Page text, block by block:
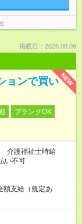
掲載日：2026.08.09
NEW
ョンで買い
ブランクOK
介護福祉士時給
い不可
支給（規定あ